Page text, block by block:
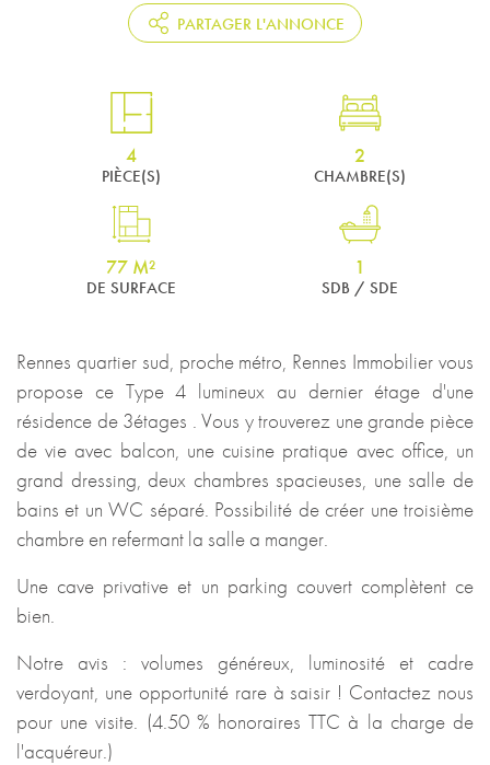
PARTAGER L'ANNONCE
4
PIÈCE(S)
2
CHAMBRE(S)
77 M²
DE SURFACE
1
SDB / SDE
Rennes quartier sud, proche métro, Rennes Immobilier vous
propose ce Type 4 lumineux au dernier étage d'une
résidence de 3étages . Vous y trouverez une grande pièce
de vie avec balcon, une cuisine pratique avec office, un
grand dressing, deux chambres spacieuses, une salle de
bains et un WC séparé. Possibilité de créer une troisième
chambre en refermant la salle a manger.
Une cave privative et un parking couvert complètent ce
bien.
Notre avis : volumes généreux, luminosité et cadre
verdoyant, une opportunité rare à saisir ! Contactez nous
pour une visite. (4.50 % honoraires TTC à la charge de
l'acquéreur.)